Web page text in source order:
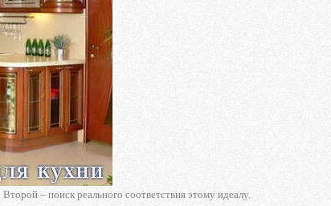
– поиск реального соответствия этому идеалу.